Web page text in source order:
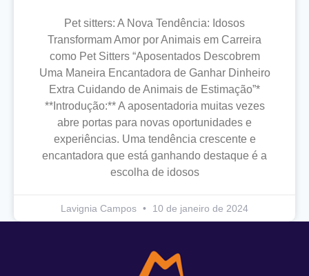
Pet sitters: A Nova Tendência: Idosos
Transformam Amor por Animais em Carreira
como Pet Sitters “Aposentados Descobrem
Uma Maneira Encantadora de Ganhar Dinheiro
Extra Cuidando de Animais de Estimação”*
**Introdução:** A aposentadoria muitas vezes
abre portas para novas oportunidades e
experiências. Uma tendência crescente e
encantadora que está ganhando destaque é a
escolha de idosos
Lavignia Campos 10 de janeiro de 2024